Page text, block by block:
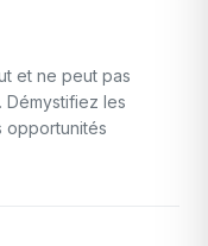
et ne peut pas
les
opportunités